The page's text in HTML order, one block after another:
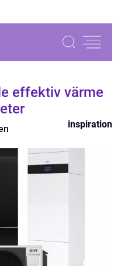
effektiv värme
inspiration